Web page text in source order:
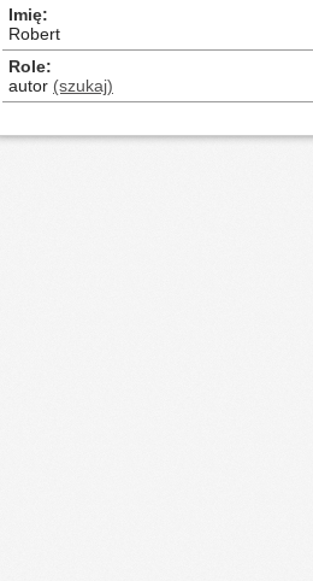
Imię
Robert
Role
autor (szukaj)